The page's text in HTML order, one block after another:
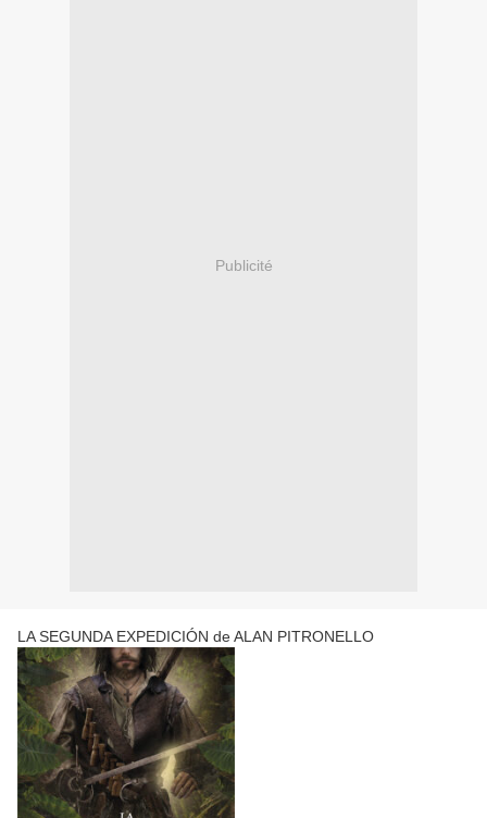
Publicité
LA SEGUNDA EXPEDICIÓN de ALAN PITRONELLO